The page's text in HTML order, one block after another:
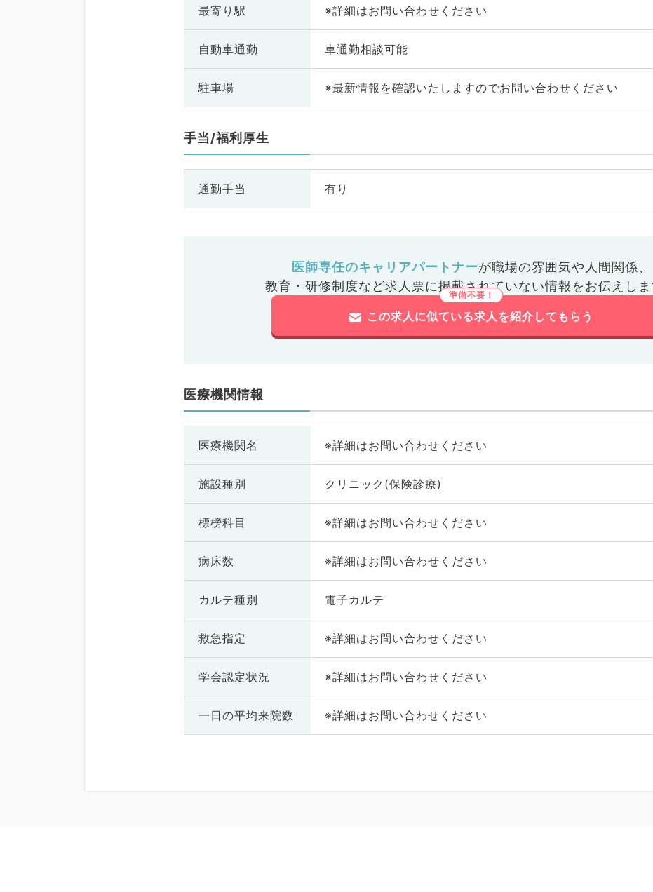
最寄り駅 ※詳細はお問い合わせください
自動車通勤 車通勤相談可能
駐車場 ※最新情報を確認いたしますのでお問い合わせください
手当/福利厚生
通勤手当 有り
医師専任のキャリアパートナーが職場の雰囲気や人間関係、
教育・研修制度など求人票に掲載されていない情報をお伝えしま
この求人に似ている求人を紹介してもらう
医療機関情報
医療機関名 ※詳細はお問い合わせください
施設種別 クリニック(保険診療)
標榜科目 ※詳細はお問い合わせください
病床数 ※詳細はお問い合わせください
カルテ種別 電子カルテ
救急指定 ※詳細はお問い合わせください
学会認定状況 ※詳細はお問い合わせください
一日の平均来院数 ※詳細はお問い合わせください